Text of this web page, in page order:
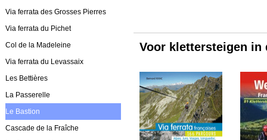
Via ferrata des Grosses Pierres
Via ferrata du Pichet
Col de la Madeleine
Via ferrata du Levassaix
Les Bettières
La Passerelle
Le Bastion
Cascade de la Fraîche
Voor klettersteigen in